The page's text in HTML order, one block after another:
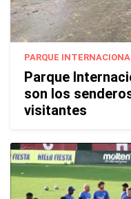
PARQUE
Parque
son los
visitantes